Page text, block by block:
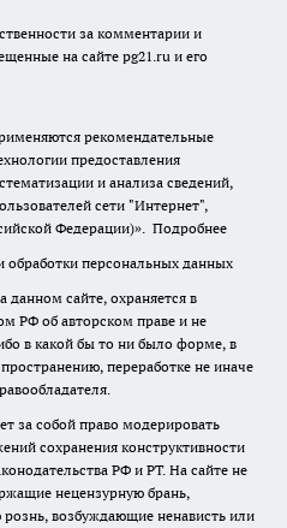
за комментарии и
на сайте pg21.ru и его
рекомендательные
предоставления
и анализа сведений,
сети "Интернет",
Федерации)». Подробнее
персональных данных
сайте, охраняется в
РФ об авторском праве и не
в какой бы то ни было форме, в
переработке не иначе
за собой право модерировать
сохранения конструктивности
РФ и РТ. На сайте не
нецензурную брань,
возбуждающие ненависть или